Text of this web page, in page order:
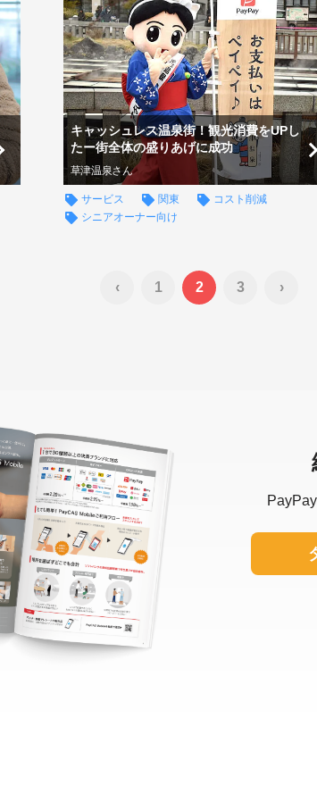
キャッシュレス温泉街！観光消費をUPし
たー街全体の盛りあげに成功
草津温泉さん
サービス 関東
コスト削減
シニアオーナー向け
‹ 1 2 3 ›